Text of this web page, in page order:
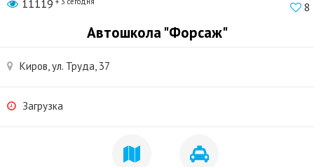
11119 8
Автошкола "Форсаж"
Киров, ул. Труда, 37
Загрузка